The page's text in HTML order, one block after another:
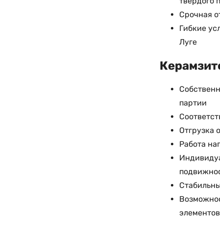
Срочная
Гибкие
Луге
партии
Отгрузка
Работа